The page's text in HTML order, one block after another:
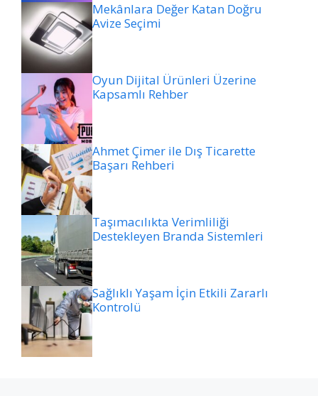
Mekânlara Değer Katan Doğru
Avize Seçimi
Oyun Dijital Ürünleri Üzerine
Kapsamlı Rehber
Ahmet Çimer ile Dış Ticarette
Başarı Rehberi
Taşımacılıkta Verimliliği
Destekleyen Branda Sistemleri
Sağlıklı Yaşam İçin Etkili Zararlı
Kontrolü